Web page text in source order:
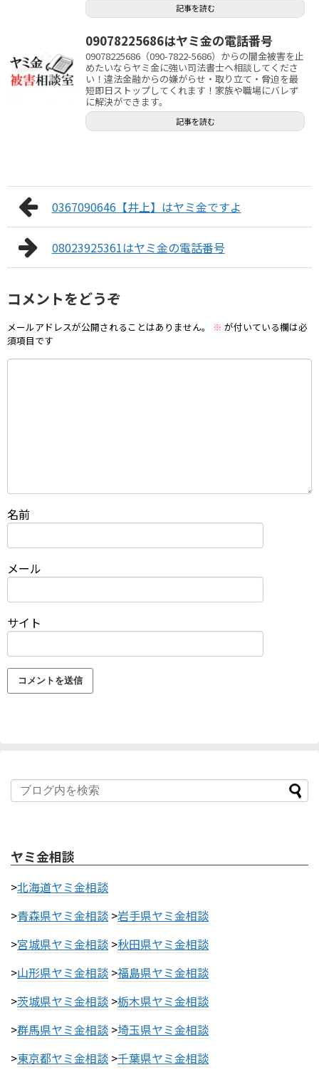
記事を読む
09078225686はヤミ金の電話番号
09078225686（090-7822-5686）からの闇金被害を止
めたいならヤミ金に強い司法書士へ相談してくださ
い！違法金融からの嫌がらせ・取り立て・脅迫を最
短即日ストップしてくれます！家族や職場にバレず
に解決ができます。
記事を読む
0367090646【井上】はヤミ金ですよ
08023925361はヤミ金の電話番号
コメントをどうぞ
メールアドレスが公開されることはありません。 ※ が付いている欄は必
須項目です
名前
メール
サイト
ヤミ金相談
>北海道ヤミ金相談
>青森県ヤミ金相談 >岩手県ヤミ金相談
>宮城県ヤミ金相談 >秋田県ヤミ金相談
>山形県ヤミ金相談 >福島県ヤミ金相談
>茨城県ヤミ金相談 >栃木県ヤミ金相談
>群馬県ヤミ金相談 >埼玉県ヤミ金相談
>東京都ヤミ金相談 >千葉県ヤミ金相談